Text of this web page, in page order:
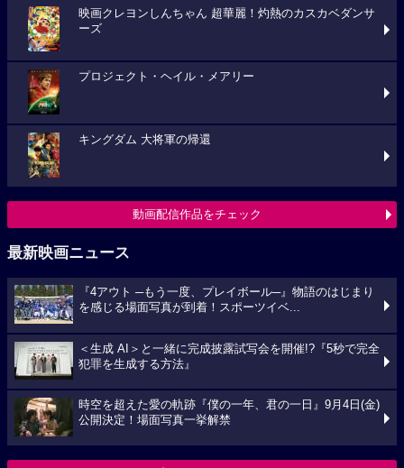
映画クレヨンしんちゃん 超華麗！灼熱のカスカベダンサ
ーズ
プロジェクト・ヘイル・メアリー
キングダム 大将軍の帰還
動画配信作品をチェック
最新映画ニュース
『4アウト ─もう一度、プレイボール─』物語のはじまり
を感じる場面写真が到着！スポーツイベ...
＜生成 AI＞と一緒に完成披露試写会を開催!?『5秒で完全
犯罪を生成する方法』
時空を超えた愛の軌跡『僕の一年、君の一日』9月4日(金)
公開決定！場面写真一挙解禁